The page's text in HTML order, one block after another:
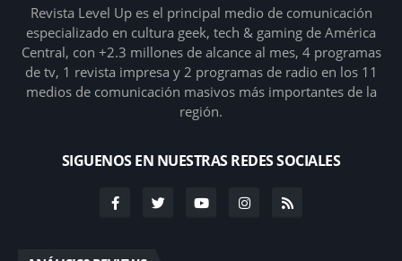
Revista Level Up es el principal medio de comunicación
especializado en cultura geek, tech & gaming de América
Central, con +2.3 millones de alcance al mes, 4 programas
de tv, 1 revista impresa y 2 programas de radio en los 11
medios de comunicación masivos más importantes de la
región.
SIGUENOS EN NUESTRAS REDES SOCIALES